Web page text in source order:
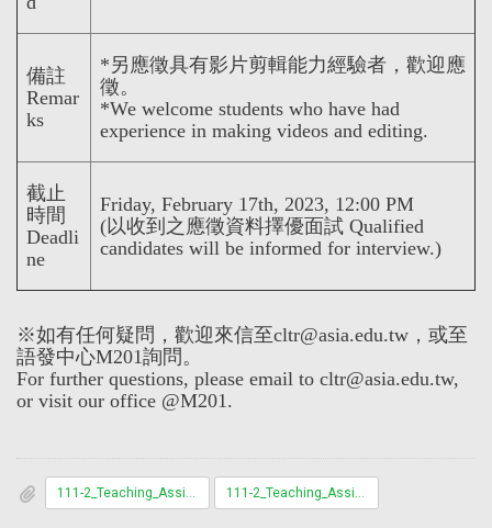
備註
Remar
ks
*另應徵具有影片剪輯能力經驗者，歡迎應
徵。
*We welcome students who have had
experience in making videos and editing.
截止
時間
Deadli
ne
Friday, February 17th, 2023, 12:00 PM
(以收到之應徵資料擇優面試 Qualified
candidates will be informed for interview.)
※如有任何疑問，歡迎來信至cltr@asia.edu.tw，或至
語發中心M201詢問。
For further questions, please email to cltr@asia.edu.tw,
or visit our office @M201.
111-2_Teaching_Assistant_Application_Form.docx 111-2_Teaching_Assistant_Application_Form.pdf